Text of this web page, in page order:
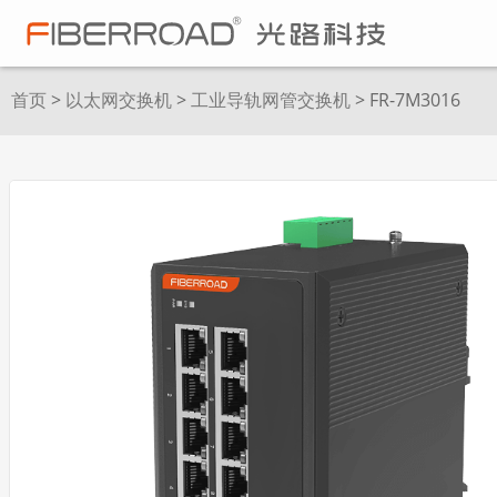
首页> 以太网交换机>工业导轨网管交换机> FR-7M3016